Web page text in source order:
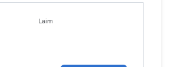
Laim